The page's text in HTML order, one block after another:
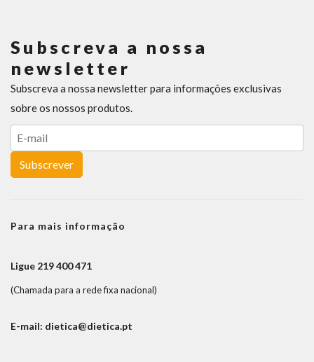
Subscreva a nossa
newsletter
Subscreva a nossa newsletter para informações exclusivas
sobre os nossos produtos.
Subscrever
Para mais informação
Ligue 219 400 471
(Chamada para a rede fixa nacional)
E-mail: dietica@dietica.pt